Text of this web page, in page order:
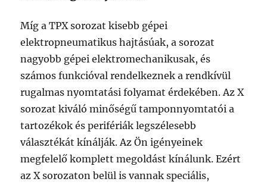
Míg a TPX sorozat kisebb gépei
elektropneumatikus hajtásúak, a sorozat
nagyobb gépei elektromechanikusak, és
számos funkcióval rendelkeznek a rendkívül
rugalmas nyomtatási folyamat érdekében. Az X
sorozat kiváló minőségű tamponnyomtatói a
tartozékok és perifériák legszélesebb
választékát kínálják. Az Ön igényeinek
megfelelő komplett megoldást kínálunk. Ezért
az X sorozaton belül is vannak speciális,